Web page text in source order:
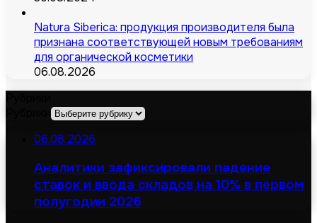
Natura Siberica: продукция производителя была
признана соответствующей новым требованиям
для органической косметики
06.08.2026
06.08.2026
Аналитики зафиксировали падение
ставок и ввода складов на 10% в первом
полугодии 2026